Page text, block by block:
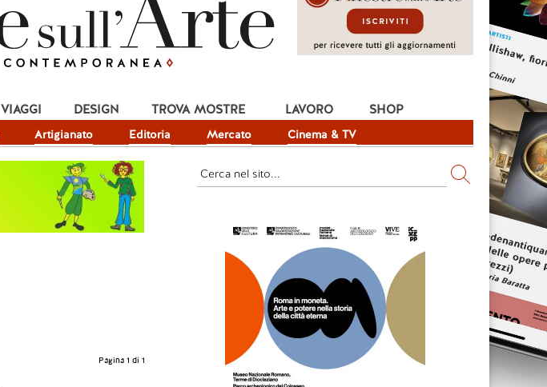
Artigianato Editoria Mercato Cinema & TV
VIAGGI DESIGN TROVA MOSTRE LAVORO SHOP
Pagina 1 di 1